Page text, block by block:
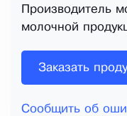
Производитель
молочной
Заказать
Сообщить об